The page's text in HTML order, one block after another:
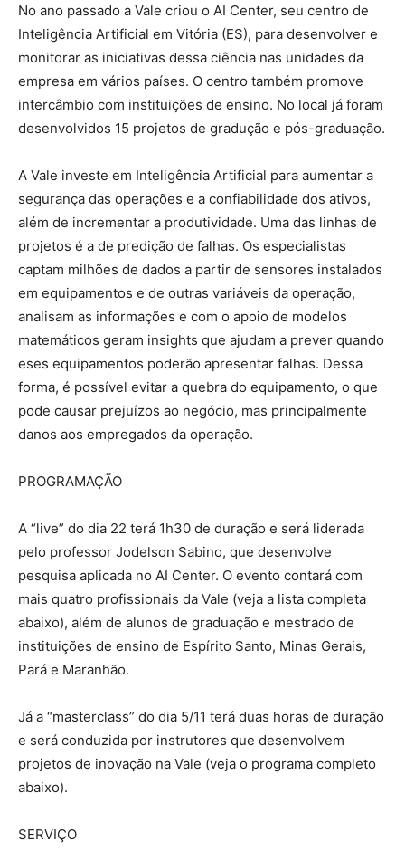
No ano passado a Vale criou o AI Center, seu centro de
Inteligência Artificial em Vitória (ES), para desenvolver e
monitorar as iniciativas dessa ciência nas unidades da
empresa em vários países. O centro também promove
intercâmbio com instituições de ensino. No local já foram
desenvolvidos 15 projetos de gradução e pós-graduação.
A Vale investe em Inteligência Artificial para aumentar a
segurança das operações e a confiabilidade dos ativos,
além de incrementar a produtividade. Uma das linhas de
projetos é a de predição de falhas. Os especialistas
captam milhões de dados a partir de sensores instalados
em equipamentos e de outras variáveis da operação,
analisam as informações e com o apoio de modelos
matemáticos geram insights que ajudam a prever quando
eses equipamentos poderão apresentar falhas. Dessa
forma, é possível evitar a quebra do equipamento, o que
pode causar prejuízos ao negócio, mas principalmente
danos aos empregados da operação.
PROGRAMAÇÃO
A “live” do dia 22 terá 1h30 de duração e será liderada
pelo professor Jodelson Sabino, que desenvolve
pesquisa aplicada no AI Center. O evento contará com
mais quatro profissionais da Vale (veja a lista completa
abaixo), além de alunos de graduação e mestrado de
instituições de ensino de Espírito Santo, Minas Gerais,
Pará e Maranhão.
Já a “masterclass” do dia 5/11 terá duas horas de duração
e será conduzida por instrutores que desenvolvem
projetos de inovação na Vale (veja o programa completo
abaixo).
SERVIÇO